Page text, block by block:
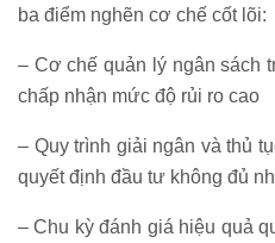
ba điểm nghẽn cơ chế cốt lõi:
– Cơ chế quản lý ngân sách
chấp nhận mức độ rủi ro cao
– Quy trình giải ngân và thủ
quyết định đầu tư không đủ
– Chu kỳ đánh giá hiệu quả